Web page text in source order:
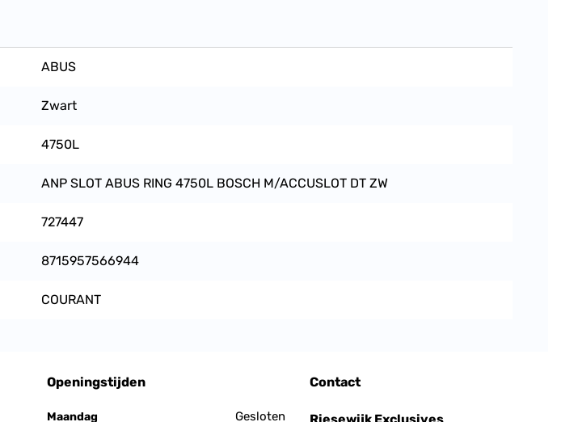
ABUS
Zwart
4750L
ANP SLOT ABUS RING 4750L BOSCH M/ACCUSLOT DT ZW
727447
8715957566944
COURANT
Openingstijden
Maandag Gesloten
Contact